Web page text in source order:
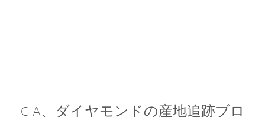
GIA、ダイヤモンドの産地追跡ブロ